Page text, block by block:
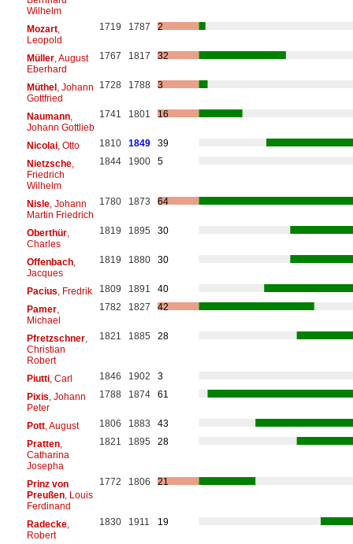
Wilhelm
Mozart,
Leopold
1719 1787 2
Müller, August
Eberhard
1767 1817 32
Müthel, Johann
Gottfried
1728 1788 3
Naumann,
Johann Gottlieb
1741 1801 16
Nicolai, Otto 1810 1849
39
Nietzsche,
Friedrich
Wilhelm
1844 1900 5
Nisle, Johann
Martin Friedrich
1780 1873 64
Oberthür,
Charles
1819 1895 30
Offenbach,
Jacques
1819 1880 30
Pacius , Fredrik 1809 1891
40
Pamer,
Michael
1782 1827 42
Pfretzschner,
Christian
Robert
1821 1885 28
Piutti, Carl 1846 1902
3
Pixis , Johann
Peter
1788 1874 61
Pott, August 1806 1883
43
Pratten,
Catharina
Josepha
1821 1895 28
Prinz von
Preußen, Louis
Ferdinand
1772 1806 21
Radecke,
Robert
1830 1911 19